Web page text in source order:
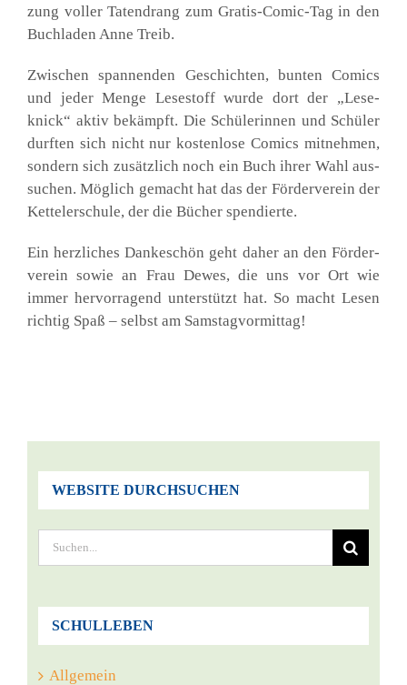
zung vol­ler Taten­drang zum Gra­tis-Comic-Tag in den
Buch­la­den Anne Treib.
Zwi­schen span­nen­den Geschich­ten, bun­ten Comics
und jeder Men­ge Lese­stoff wur­de dort der „Lese­
knick“ aktiv bekämpft. Die Schü­le­rin­nen und Schü­ler
durf­ten sich nicht nur kos­ten­lo­se Comics mit­neh­men,
son­dern sich zusätz­lich noch ein Buch ihrer Wahl aus­
su­chen. Mög­lich gemacht hat das der För­der­ver­ein der
Ket­tel­er­schu­le, der die Bücher spen­dier­te.
Ein herz­li­ches Dan­ke­schön geht daher an den För­der­
ver­ein sowie an Frau Dewes, die uns vor Ort wie
immer her­vor­ra­gend unter­stützt hat. So macht Lesen
rich­tig Spaß – selbst am Sams­tag­vor­mit­tag!
WEBSITE DURCHSUCHEN
Suche
nach:
SCHULLEBEN
Allgemein